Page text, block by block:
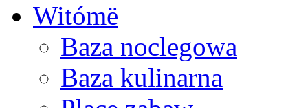
Witómë
Baza noclegowa
Baza kulinarna